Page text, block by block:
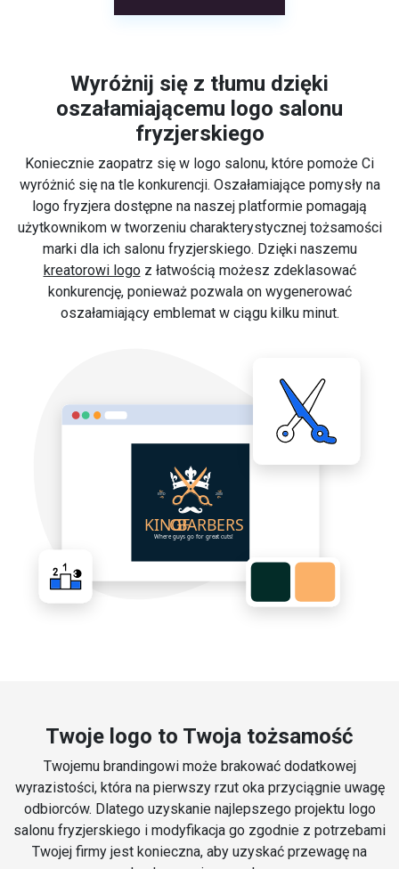
Wyróżnij się z tłumu dzięki
oszałamiającemu logo salonu
fryzjerskiego
Koniecznie zaopatrz się w logo salonu, które pomoże Ci
wyróżnić się na tle konkurencji. Oszałamiające pomysły na
logo fryzjera dostępne na naszej platformie pomagają
użytkownikom w tworzeniu charakterystycznej tożsamości
marki dla ich salonu fryzjerskiego. Dzięki naszemu
kreatorowi logoz łatwością możesz zdeklasować
konkurencję, ponieważ pozwala on wygenerować
oszałamiający emblemat w ciągu kilku minut.
Twoje logo to Twoja tożsamość
Twojemu brandingowi może brakować dodatkowej
wyrazistości, która na pierwszy rzut oka przyciągnie uwagę
odbiorców. Dlatego uzyskanie najlepszego projektu logo
salonu fryzjerskiego i modyfikacja go zgodnie z potrzebami
Twojej firmy jest konieczna, aby uzyskać przewagę na